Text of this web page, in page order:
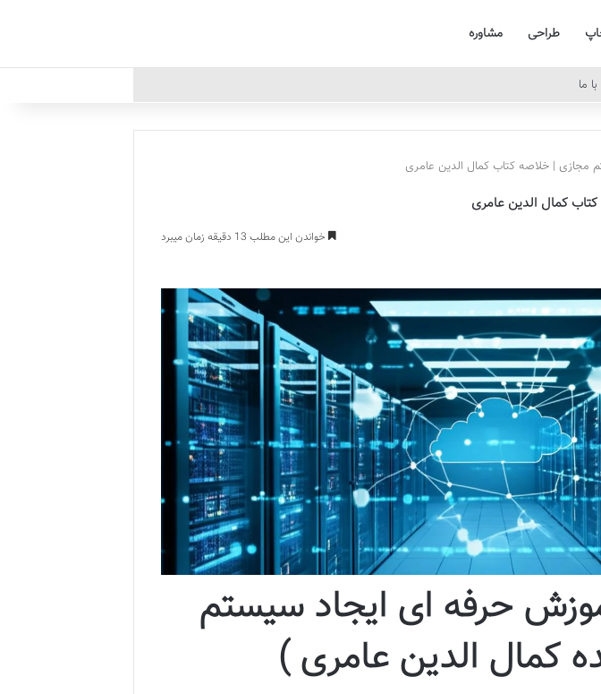
طراحی مشاوره
با ما
| خلاصه کتاب کمال الدین عامری
کمال الدین عامری
خواندن این مطلب 13 دقیقه زمان میبرد
حرفه ای ایجاد سیستم
کمال الدین عامری )